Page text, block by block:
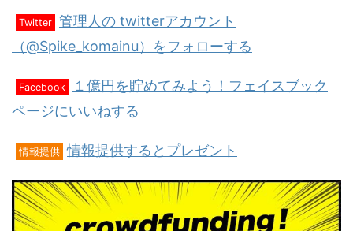
Twitter 管理人の twitterアカウント
（@Spike_komainu）をフォローする
Facebook
１億円を貯めてみよう！フェイスブック
ページにいいねする
情報提供 情報提供するとプレゼント